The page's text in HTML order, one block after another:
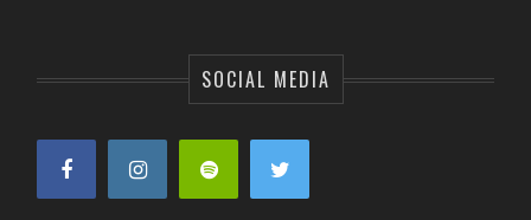
SOCIAL MEDIA